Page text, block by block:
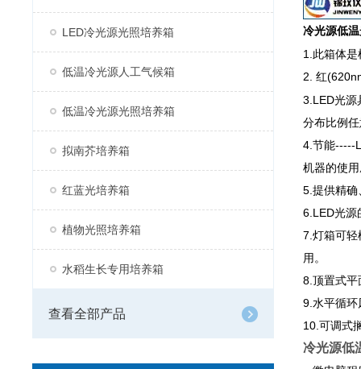
LED冷光源光照培养箱
低温冷光源人工气候箱
低温冷光源光照培养箱
拟南芥培养箱
红蓝光培养箱
植物光照培养箱
水稻生长专用培养箱
查看全部产品
冷光源低
1.此箱体
2. 红
3.LED光源
分布比例
4.节能-----
机器的使
5.提供精确
6.LED光源
7.灯箱可轻
用。
8.顶置式平
9.水平循环
10.可调式
冷光源低